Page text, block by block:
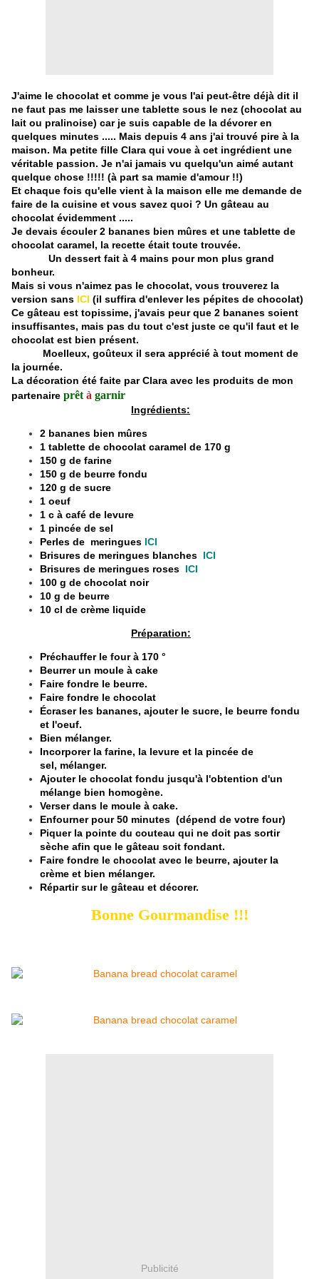
J'aime le chocolat et comme je vous l'ai peut-être déjà dit il
ne faut pas me laisser une tablette sous le nez (chocolat au
lait ou pralinoise) car je suis capable de la dévorer en
quelques minutes ..... Mais depuis 4 ans j'ai trouvé pire à la
maison. Ma petite fille Clara qui voue à cet ingrédient une
véritable passion. Je n'ai jamais vu quelqu'un aimé autant
quelque chose !!!!! (à part sa mamie d'amour !!)
Et chaque fois qu'elle vient à la maison elle me demande de
faire de la cuisine et vous savez quoi ? Un gâteau au
chocolat évidemment .....
Je devais écouler 2 bananes bien mûres et une tablette de
chocolat caramel, la recette était toute trouvée.
Un dessert fait à 4 mains pour mon plus grand
bonheur.
Mais si vous n'aimez pas le chocolat, vous trouverez la
version sans ICI (il suffira d'enlever les pépites de chocolat)
Ce gâteau est topissime, j'avais peur que 2 bananes soient
insuffisantes, mais pas du tout c'est juste ce qu'il faut et le
chocolat est bien présent.
Moelleux, goûteux il sera apprécié à tout moment de
la journée.
La décoration été faite par Clara avec les produits de mon
partenaire prêt à garnir
Ingrédients:
2 bananes bien mûres
1 tablette de chocolat caramel de 170 g
150 g de farine
150 g de beurre fondu
120 g de sucre
1 oeuf
1 c à café de levure
1 pincée de sel
Perles de meringues ICI
Brisures de meringues blanches ICI
Brisures de meringues roses ICI
100 g de chocolat noir
10 g de beurre
10 cl de crème liquide
Préparation:
Préchauffer le four à 170 °
Beurrer un moule à cake
Faire fondre le beurre.
Faire fondre le chocolat
Écraser les bananes, ajouter le sucre, le beurre fondu
et l'oeuf.
Bien mélanger.
Incorporer la farine, la levure et la pincée de
sel, mélanger.
Ajouter le chocolat fondu jusqu'à l'obtention d'un
mélange bien homogène.
Verser dans le moule à cake.
Enfourner pour 50 minutes (dépend de votre four)
Piquer la pointe du couteau qui ne doit pas sortir
sèche afin que le gâteau soit fondant.
Faire fondre le chocolat avec le beurre, ajouter la
crème et bien mélanger.
Répartir sur le gâteau et décorer.
Bonne Gourmandise !!!
Publicité